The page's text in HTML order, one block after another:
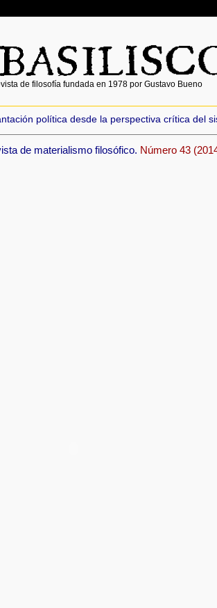
de filosofía fundada en 1978 por Gustavo Bueno
política desde la perspectiva crítica del
de materialismo filosófico. Número 43